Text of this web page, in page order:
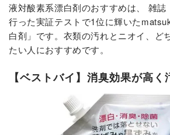
液対酸素系漂白剤のおすすめは、 雑誌
行った実証テストで1位に輝いた
白剤」です。衣類の汚れとニオイ、ど
たい人におすすめです。
【ベストバイ】消臭効果が高